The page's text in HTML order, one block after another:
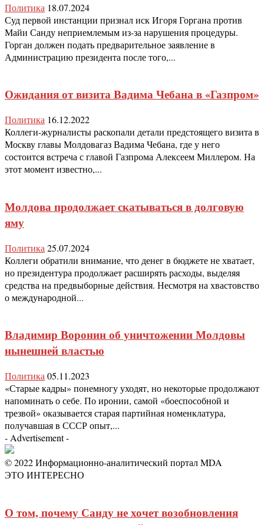
Политика 18.07.2024
Суд первой инстанции признал иск Игоря Горгана против
Майи Санду неприемлемым из-за нарушения процедуры.
Горган должен подать предварительное заявление в
Администрацию президента после того,...
Ожидания от визита Вадима Чебана в «Газпром»
Политика 16.12.2022
Коллеги-журналисты раскопали детали предстоящего визита в
Москву главы Молдовагаз Вадима Чебана, где у него
состоится встреча с главой Газпрома Алексеем Миллером. На
этот момент известно,...
Молдова продолжает скатываться в долговую
яму
Политика 25.07.2024
Коллеги обратили внимание, что денег в бюджете не хватает,
но президентура продолжает расширять расходы, выделяя
средства на предвыборные действия. Несмотря на хвастовство
о международной...
Владимир Воронин об уничтожении Молдовы
нынешней властью
Политика 05.11.2023
«Старые кадры» понемногу уходят, но некоторые продолжают
напоминать о себе. По иронии, самой «боеспособной и
трезвой» оказывается старая партийная номенклатура,
получавшая в СССР опыт,...
- Advertisement -
© 2022 Информационно-аналитический портал MDA
ЭТО ИНТЕРЕСНО
О том, почему Санду не хочет возобновления